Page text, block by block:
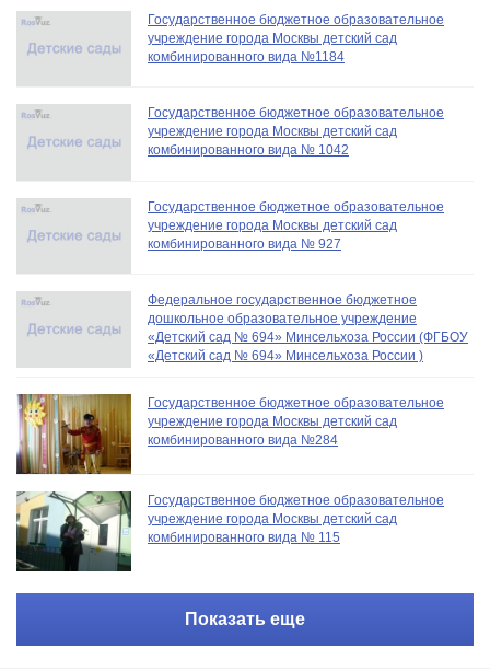
Государственное бюджетное образовательное
учреждение города Москвы детский сад
комбинированного вида №1184
Государственное бюджетное образовательное
учреждение города Москвы детский сад
комбинированного вида № 1042
Государственное бюджетное образовательное
учреждение города Москвы детский сад
комбинированного вида № 927
Федеральное государственное бюджетное
дошкольное образовательное учреждение
«Детский сад № 694» Минсельхоза России (ФГБОУ
«Детский сад № 694» Минсельхоза России )
Государственное бюджетное образовательное
учреждение города Москвы детский сад
комбинированного вида №284
Государственное бюджетное образовательное
учреждение города Москвы детский сад
комбинированного вида № 115
Показать еще